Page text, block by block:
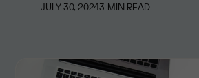
JULY 30, 20243 MIN READ